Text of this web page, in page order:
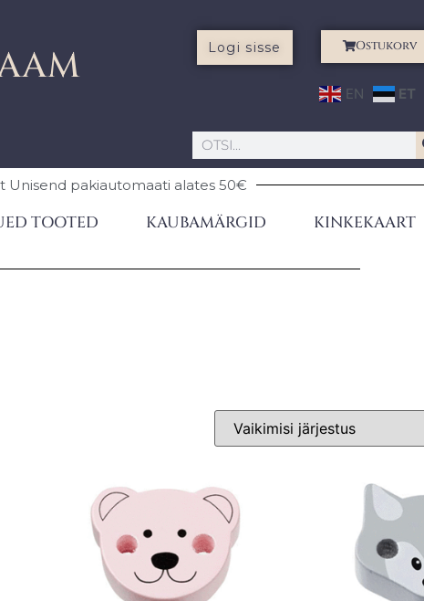
Logi sisse Ostukorv
EN ET
Unisend pakiautomaati alates 50€
TOOTED KAUBAMÄRGID KINKEKAART